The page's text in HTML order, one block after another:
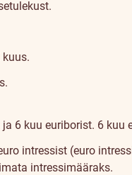
6 kuu euriborist. 6 kuu
intressist (euro
intressimääraks.